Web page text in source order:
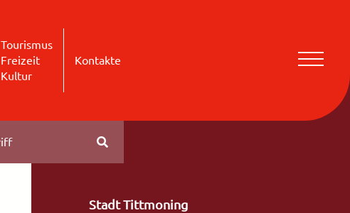
Tourismus
Freizeit
Kultur
Kontakte
Stadt Tittmoning